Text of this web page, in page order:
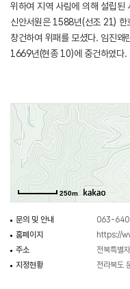
위하여 지역 사림에 의해 설립된
신안서원은 1588년(선조 21) 한
창건하여 위패를 모셨다. 임진왜
1669년(현종 10)에 중건하였다.
영정을 이곳으로 옮겨와 주벽
철폐되었다. 1936년에 단을 마
복원하여 오늘에 이른다.
처음에는 이서와 한호겸만을
결의에 따라 송경원, 한필성, 한
추가, 모두 9현을 배향하였다.
250m
문의 및 안내
063-
홈페이지
https://
주소
전북특별
지정현황
전라북도